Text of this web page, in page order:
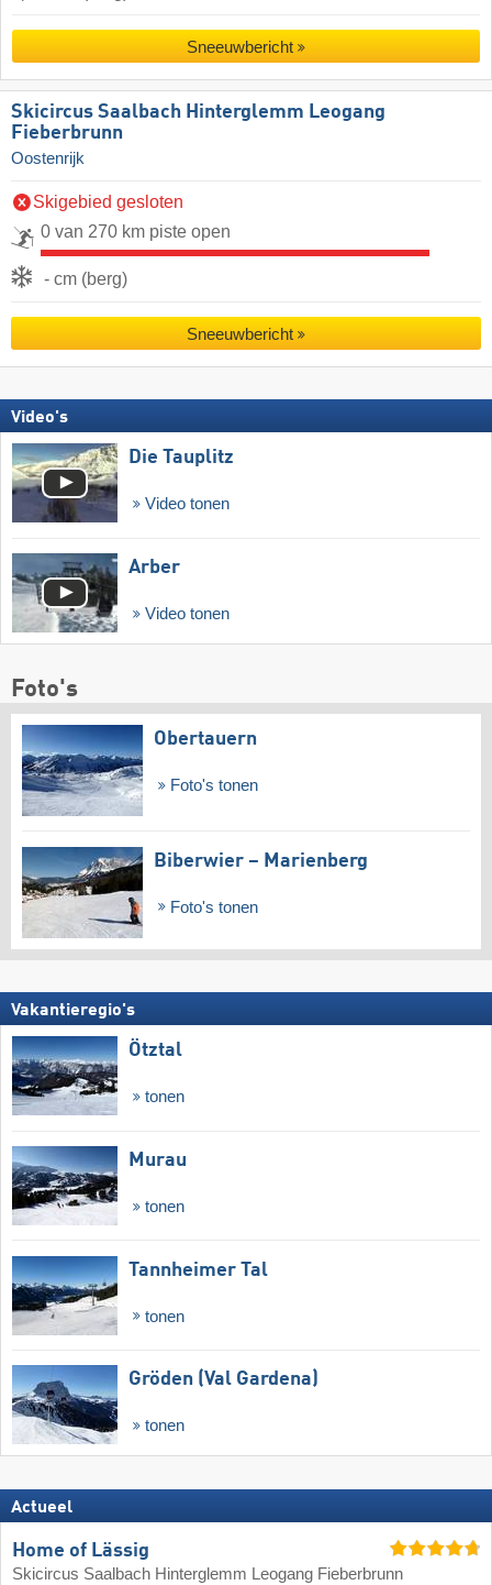
Sneeuwbericht
Skicircus Saalbach Hinterglemm Leogang
Fieberbrunn
Oostenrijk
Skigebied gesloten
0 van 270 km piste open
- cm (berg)
Sneeuwbericht
Video's
Die Tauplitz
Video tonen
Arber
Video tonen
Foto's
Obertauern
Foto's tonen
Biberwier – Marienberg
Foto's tonen
Vakantieregio's
Ötztal
tonen
Murau
tonen
Tannheimer Tal
tonen
Gröden (Val Gardena)
tonen
Actueel
Home of Lässig
Skicircus Saalbach Hinterglemm Leogang Fieberbrunn